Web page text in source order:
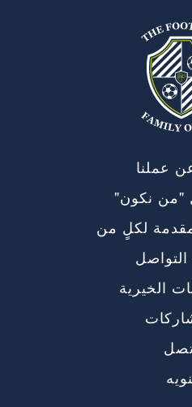
عملنا
"من نكون"
لكلٍ من
الخيرية